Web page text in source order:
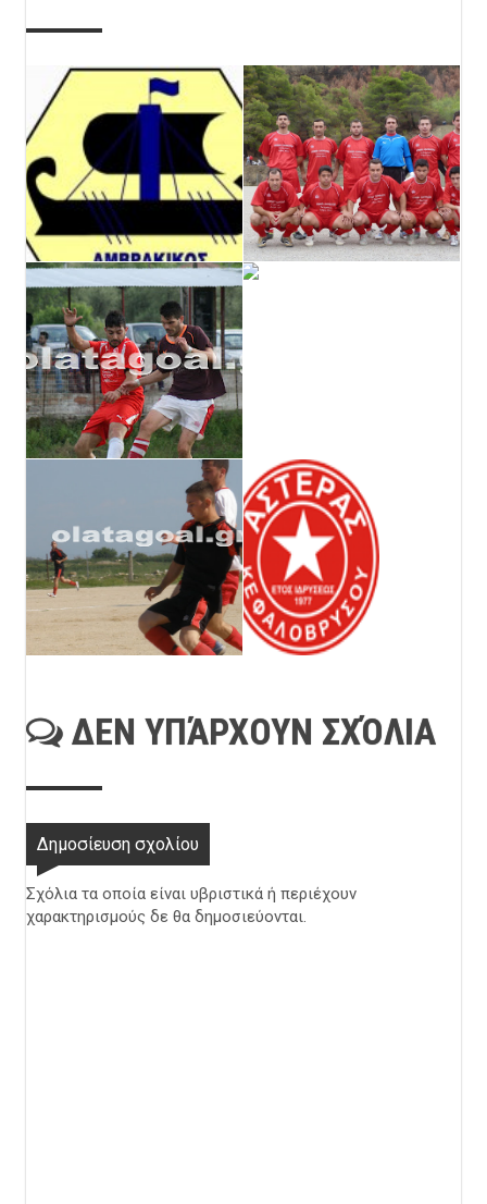
ΔΕΝ ΥΠΆΡΧΟΥΝ ΣΧΌΛΙΑ
Δημοσίευση σχολίου
Σχόλια τα οποία είναι υβριστικά ή περιέχουν
χαρακτηρισμούς δε θα δημοσιεύονται.